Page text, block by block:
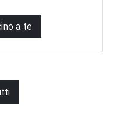
a te